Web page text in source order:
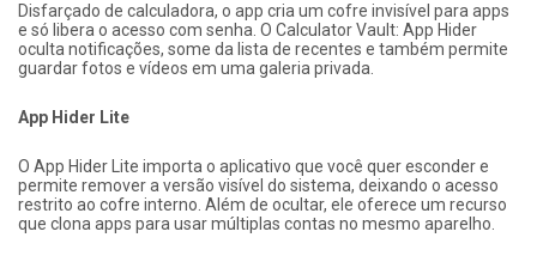
Disfarçado de calculadora, o app cria um cofre invisível para apps
e só libera o acesso com senha. O Calculator Vault: App Hider
oculta notificações, some da lista de recentes e também permite
guardar fotos e vídeos em uma galeria privada.
App Hider Lite
O App Hider Lite importa o aplicativo que você quer esconder e
permite remover a versão visível do sistema, deixando o acesso
restrito ao cofre interno. Além de ocultar, ele oferece um recurso
que clona apps para usar múltiplas contas no mesmo aparelho.